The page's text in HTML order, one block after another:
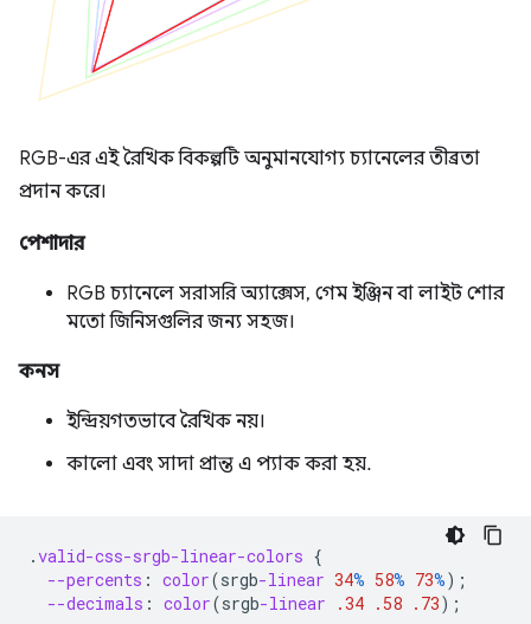
RGB-এর এই রৈখিক বিকল্পটি অনুমানযোগ্য চ্যানেলের তীব্রতা
প্রদান করে।
পেশাদার
RGB চ্যানেলে সরাসরি অ্যাক্সেস, গেম ইঞ্জিন বা লাইট শোর
মতো জিনিসগুলির জন্য সহজ।
কনস
ইন্দ্রিয়গতভাবে রৈখিক নয়।
কালো এবং সাদা প্রান্ত এ প্যাক করা হয়.
.valid-css-srgb-linear-colors {
--percents : color(srgb-linear 34% 58% 73%);
--decimals : color(srgb-linear .34 .58 .73);